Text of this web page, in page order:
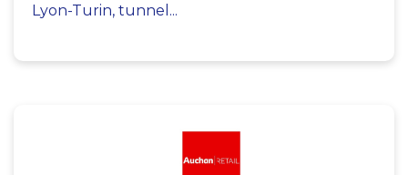
Lyon-Turin, tunnel...